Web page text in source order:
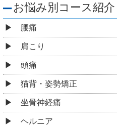
お悩み別コース紹介
腰痛
肩こり
頭痛
猫背・姿勢矯正
坐骨神経痛
ヘルニア